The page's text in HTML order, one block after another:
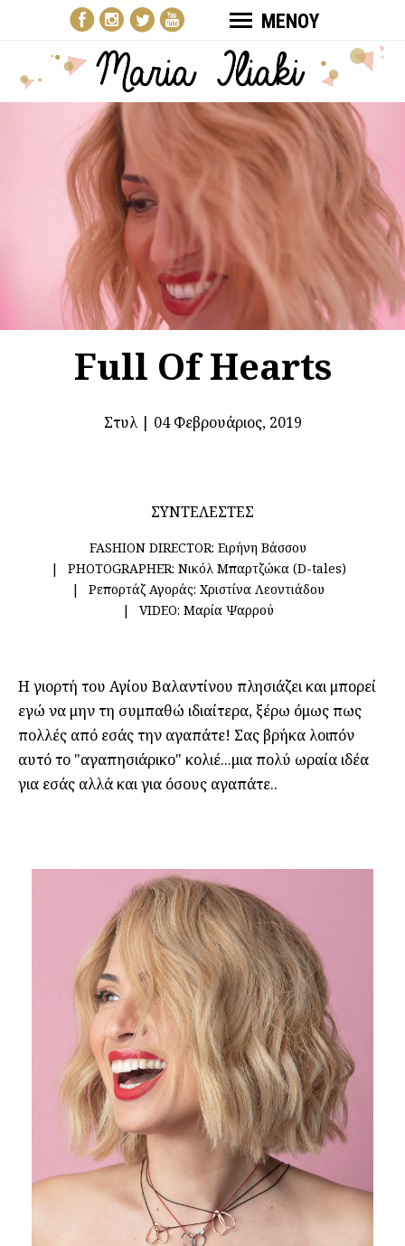
ΜΕΝΟΥ
Full Of Hearts
Στυλ| 04 Φεβρουάριος, 2019
ΣΥΝΤΕΛΕΣΤΕΣ
FASHION DIRECTOR: Ειρήνη Βάσσου
PHOTOGRAPHER: Νικόλ Μπαρτζώκα (D-tales)
Ρεπορτάζ Αγοράς: Χριστίνα Λεοντιάδου
VIDEO: Μαρία Ψαρρού
Η γιορτή του Αγίου Βαλαντίνου πλησιάζει και μπορεί
εγώ να μην τη συμπαθώ ιδιαίτερα, ξέρω όμως πως
πολλές από εσάς την αγαπάτε! Σας βρήκα λοιπόν
αυτό το "αγαπησιάρικο" κολιέ...μια πολύ ωραία ιδέα
για εσάς αλλά και για όσους αγαπάτε..